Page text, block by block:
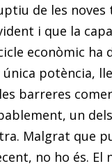
de les noves
i que la
econòmic ha
única potència,
barreres
un
Malgrat que
no ho és. El